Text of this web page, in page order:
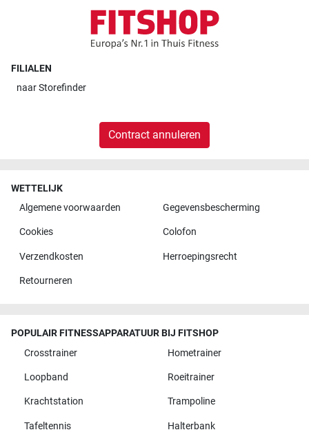
FILIALEN
naarStorefinder
Contract annuleren
WETTELIJK
Algemene voorwaarden
Gegevensbescherming
Cookies Colofon
Verzendkosten Herroepingsrecht
Retourneren
POPULAIR FITNESSAPPARATUUR BIJ FITSHOP
Crosstrainer
Hometrainer
Loopband Roeitrainer
Krachtstation Trampoline
Tafeltennis Halterbank